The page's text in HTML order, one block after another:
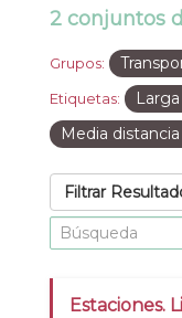
2 conjuntos
Grupos:
Etiquetas:
Media distancia
Filtrar
Estaciones.